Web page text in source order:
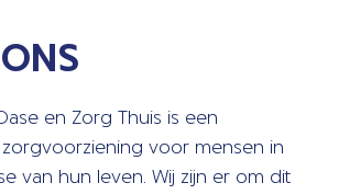
en Zorg Thuis is een
zorgvoorziening voor mensen in
van hun leven. Wij zijn er om dit